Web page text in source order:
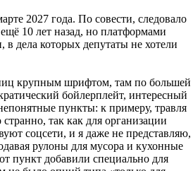
2027 года. По совести, следовало
10 лет назад, но платформами
дела которых депутаты не хотели
крупным шрифтом, там по большей
бойлерплейт, интересный
пункты: к примеру, травля
так как для организации
соцсети, и я даже не представляю,
рулоны для мусора и кухонные
пункт добавили специально для